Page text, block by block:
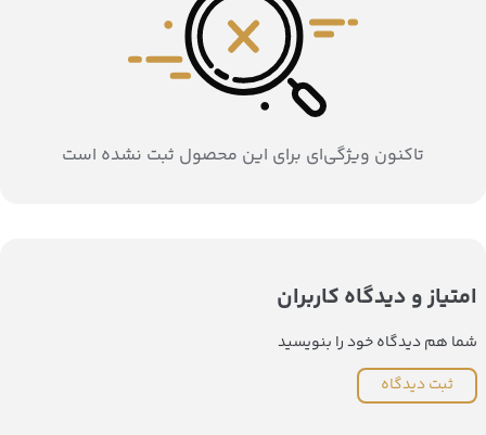
تاکنون ویژگی‌ای برای این محصول ثبت نشده است
امتیاز و دیدگاه کاربران
شما هم دیدگاه خود را بنویسید
ثبت دیدگاه